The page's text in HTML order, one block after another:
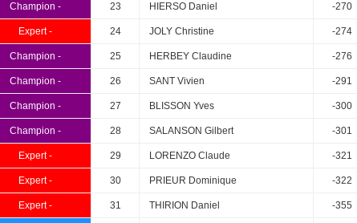
Champion - 23 HIERSO Daniel -270
Expert - 24 JOLY Christine -274
Champion - 25 HERBEY Claudine -276
Champion - 26 SANT Vivien -291
Champion - 27 BLISSON Yves -300
Champion - 28 SALANSON Gilbert -301
Expert - 29 LORENZO Claude -321
Expert - 30 PRIEUR Dominique -322
Expert - 31 THIRION Daniel -355